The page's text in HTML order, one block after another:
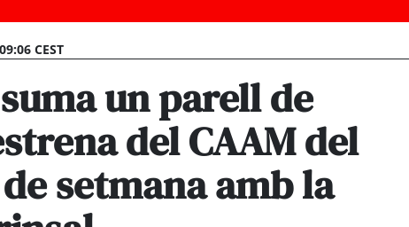
CEST
un parell de
del CAAM del
setmana amb la